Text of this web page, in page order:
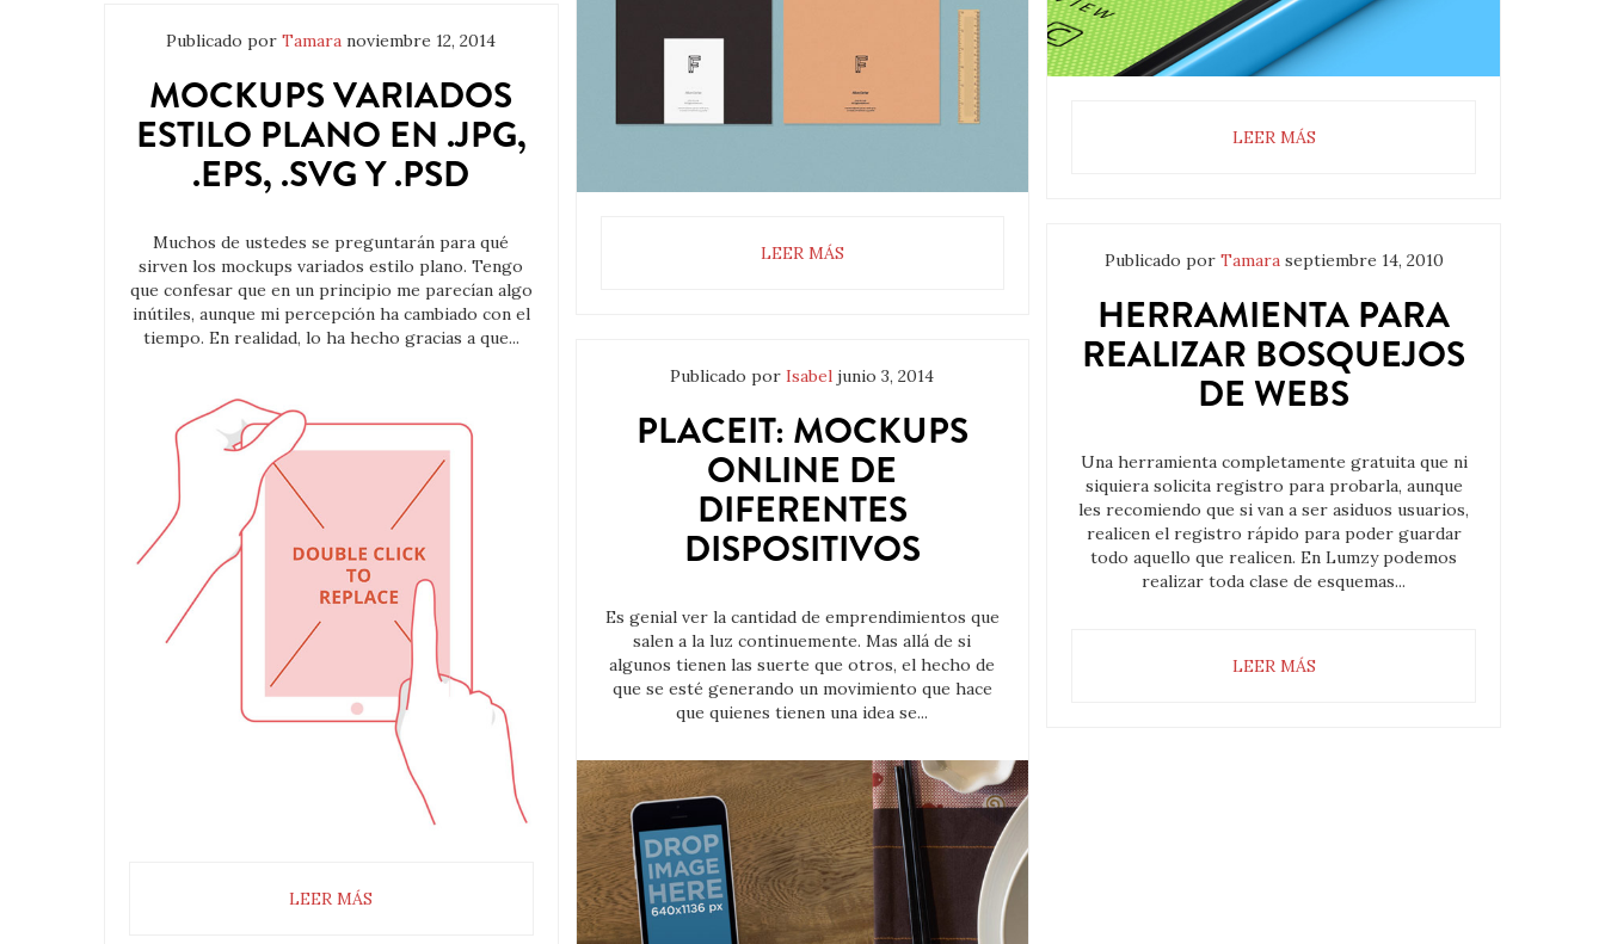
Publicado porTamara noviembre 12, 2014
MOCKUPS VARIADOS
ESTILO PLANO EN .JPG,
.EPS, .SVG Y .PSD
Muchos de ustedes se preguntarán para qué
sirven los mockups variados estilo plano. Tengo
que confesar que en un principio me parecían algo
inútiles, aunque mi percepción ha cambiado con el
tiempo. En realidad, lo ha hecho gracias a que...
LEER MÁS
LEER MÁS
Publicado porIsabel junio 3, 2014
PLACEIT: MOCKUPS
ONLINE DE
DIFERENTES
DISPOSITIVOS
Es genial ver la cantidad de emprendimientos que
salen a la luz continuemente. Mas allá de si
algunos tienen las suerte que otros, el hecho de
que se esté generando un movimiento que hace
que quienes tienen una idea se...
LEER MÁS
Publicado por Tamara septiembre 14, 2010
HERRAMIENTA PARA
REALIZAR BOSQUEJOS
DE WEBS
Una herramienta completamente gratuita que ni
siquiera solicita registro para probarla, aunque
les recomiendo que si van a ser asiduos usuarios,
realicen el registro rápido para poder guardar
todo aquello que realicen. En Lumzy podemos
realizar toda clase de esquemas...
LEER MÁS